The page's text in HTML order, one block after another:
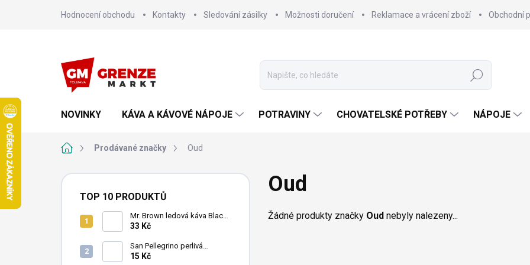
Hodnocení obchodu Kontakty Sledování zásilky Možnosti doručení Reklamace a vrácení zboží Obchodní
Hledat
NOVINKY KÁVA A KÁVOVÉ NÁPOJE POTRAVINY CHOVATELSKÉ POTŘEBY NÁPOJE
DomůProdávané značky Oud
P
TOP 10 PRODUKTŮ
Mr. Brown ledová káva Black
240 ml
33 Kč
San Pellegrino perlivá
minerální voda 500ml
15 Kč
Oud
Žádné produkty značky Oud nebyly nalezeny...